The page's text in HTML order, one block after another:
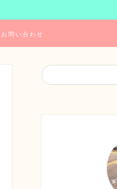
お問い合わせ